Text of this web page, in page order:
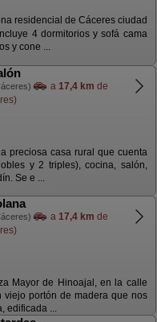
residencial de Cáceres ciudad
4 dormitorios y sofá cama
y cone ...
a 17,4 km de
preciosa casa rural que cuenta
y 2 triples), cocina, salón,
Se e ...
a 17,4 km de
Mayor de Hinoajal, en la calle
viejo portón de madera que nos
edificada ...